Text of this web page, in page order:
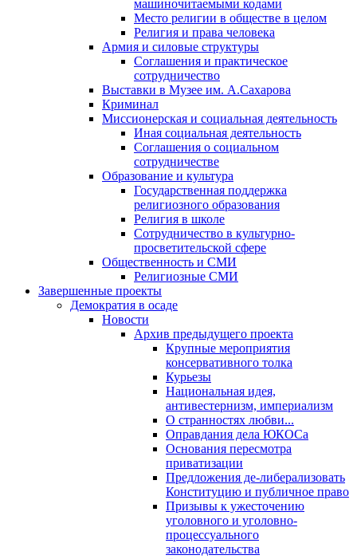
машиночитаемыми кодами
Место религии в обществе в целом
Религия и права человека
Армия и силовые структуры
Соглашения и практическое
сотрудничество
Выставки в Музее им. А.Сахарова
Криминал
Миссионерская и социальная деятельность
Иная социальная деятельность
Соглашения о социальном
сотрудничестве
Образование и культура
Государственная поддержка
религиозного образования
Религия в школе
Сотрудничество в культурно-
просветительской сфере
Общественность и СМИ
Религиозные СМИ
Завершенные проекты
Демократия в осаде
Новости
Архив предыдущего проекта
Крупные мероприятия
консервативного толка
Курьезы
Национальная идея,
антивестернизм, империализм
О странностях любви...
Оправдания дела ЮКОСа
Основания пересмотра
приватизации
Предложения де-либерализовать
Конституцию и публичное право
Призывы к ужесточению
уголовного и уголовно-
процессуального
законодательства